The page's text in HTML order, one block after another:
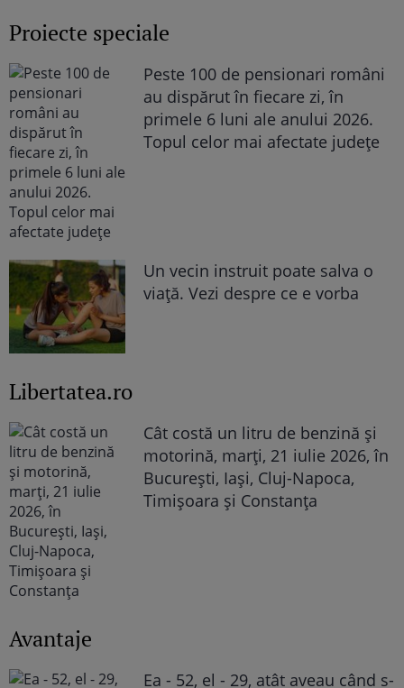
Proiecte speciale
Peste 100 de pensionari români
au dispărut în fiecare zi, în
primele 6 luni ale anului 2026.
Topul celor mai afectate județe
Un vecin instruit poate salva o
viață. Vezi despre ce e vorba
Libertatea.ro
Cât costă un litru de benzină și
motorină, marți, 21 iulie 2026, în
București, Iași, Cluj-Napoca,
Timișoara și Constanța
Avantaje
Ea - 52, el - 29, atât aveau când s-